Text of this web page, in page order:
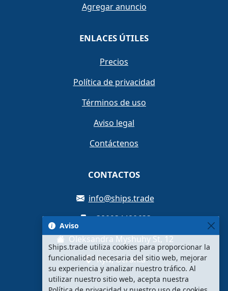
Agregar anuncio
ENLACES ÚTILES
Precios
Política de privacidad
Términos de uso
Aviso legal
Contáctenos
CONTACTOS
info@ships.trade
+380934480633
Oleksandra Myshuhy St, 12
Kyiv, Ucrania
Aviso
Ships.trade utiliza cookies para proporcionar la
funcionalidad necesaria del sitio web, mejorar
su experiencia y analizar nuestro tráfico. Al
utilizar nuestro sitio web, acepta nuestra